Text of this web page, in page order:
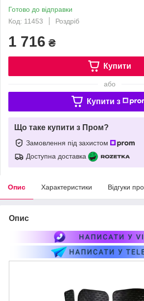
Готово до відправки
Код: 11453
Роздріб
1 716 ₴
Купити
або
Купити з
Що таке купити з Пром?
Замовлення під захистом
Доступна доставка
Опис Характеристики Відгуки
Опис